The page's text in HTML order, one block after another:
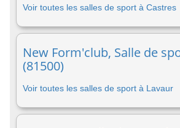
Voir toutes les salles de sport à Castres
New Form'club, Salle de
(81500)
Voir toutes les salles de sport à Lavaur